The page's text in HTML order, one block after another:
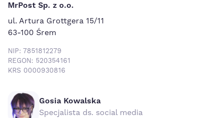
MrPost Sp. z o.o.
ul. Artura Grottgera 15/11
63-100 Śrem
NIP: 7851812279
REGON: 520354161
KRS 0000930816
Gosia Kowalska
Specjalista ds. social media